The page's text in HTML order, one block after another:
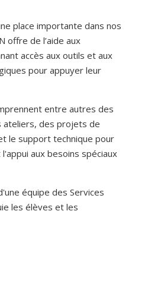
place importante dans nos
offre de l’aide aux
accès aux outils et aux
pour appuyer leur
entre autres des
ateliers, des projets de
le support technique pour
aux besoins spéciaux
équipe des Services
les élèves et les